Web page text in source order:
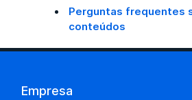
Perguntas frequentes
conteúdos
Empresa